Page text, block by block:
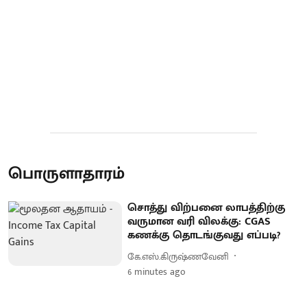
பொருளாதாரம்
சொத்து விற்பனை லாபத்திற்கு
வருமான வரி விலக்கு: CGAS
கணக்கு தொடங்குவது எப்படி?
கே.எஸ்.கிருஷ்ணவேனி
6 minutes ago